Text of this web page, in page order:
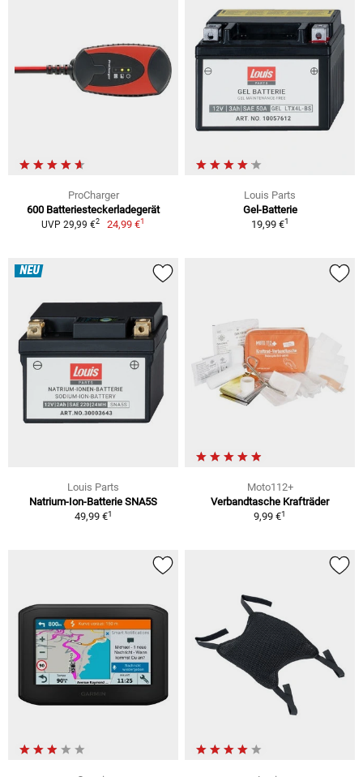
ProCharger
600 Batteriesteckerladegerät
UVP 29,99 €2 24,99 €1
Louis Parts
Gel-Batterie
19,99 €1
NEU
Louis Parts
Natrium-Ion-Batterie SNA5S
49,99 €1
Moto112+
Verbandtasche Krafträder
9,99 €1